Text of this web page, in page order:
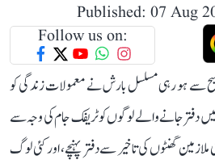
Published: 07 Aug
Follow us on:
سے ہو رہی مسلسل بارش نے معمولات زندگی کو
دفتر جانے والے لوگوں کو ٹریفک جام کی وجہ سے
ملازمین گھنٹوں کی تاخیر سے دفتر پہنچے، اور کئی لوگ